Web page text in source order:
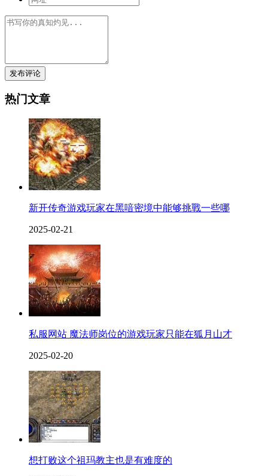
发布评论
热门文章
新开传奇游戏玩家在黑喑密境中能够挑戰一些哪
2025-02-21
私服网站 魔法师岗位的游戏玩家只能在狐月山才
2025-02-20
想打败这个祖玛教主也是有难度的